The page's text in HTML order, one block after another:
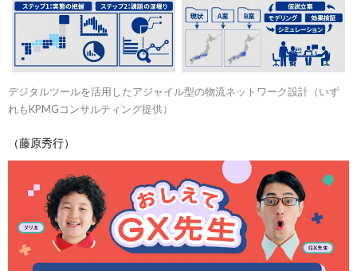
デジタルツールを活用したアジャイル型の物流ネットワーク設計（いず
れもKPMGコンサルティング提供）
（藤原秀行）